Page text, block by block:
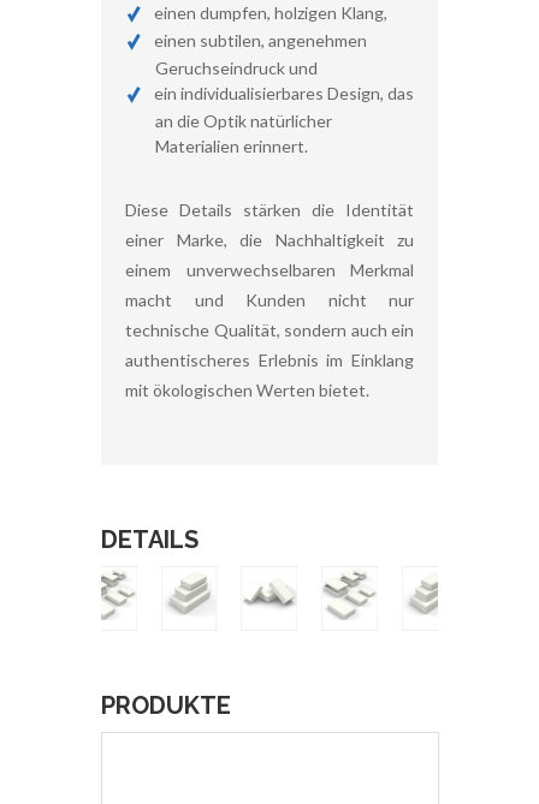
einen dumpfen, holzigen Klang,
einen subtilen, angenehmen
Geruchseindruck und
ein individualisierbares Design, das
an die Optik natürlicher
Materialien erinnert.
Diese Details stärken die Identität
einer Marke, die Nachhaltigkeit zu
einem unverwechselbaren Merkmal
macht und Kunden nicht nur
technische Qualität, sondern auch ein
authentischeres Erlebnis im Einklang
mit ökologischen Werten bietet.
DETAILS
PRODUKTE